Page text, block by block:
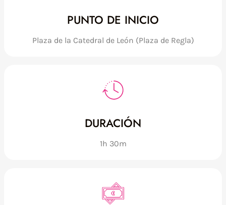
PUNTO DE INICIO
Plaza de la Catedral de León (Plaza de Regla)
DURACIÓN
1h 30m